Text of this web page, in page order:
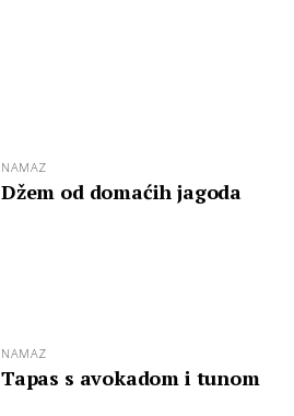
NAMAZ
Džem od domaćih jagoda
NAMAZ
Tapas s avokadom i tunom